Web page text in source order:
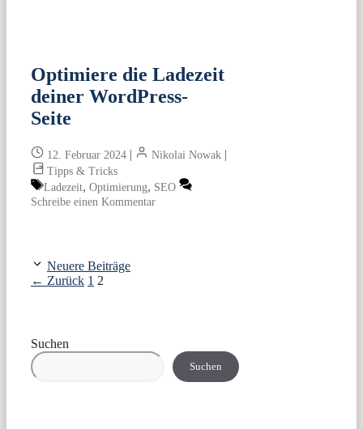
Optimiere die Ladezeit
deiner WordPress-
Seite
12. Februar 2024 | Nikolai Nowak |
Tipps & Tricks
Schlagwörter
Ladezeit, Optimierung, SEO
Schreibe einen Kommentar
Neuere Beiträge
← Zurück Seite
1 Seite
2
Suchen
Suchen